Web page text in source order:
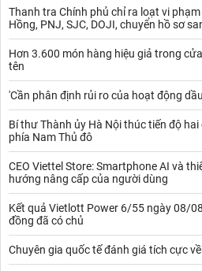
Thanh tra Chính phủ chỉ ra loạt vi
Hồng, PNJ, SJC, DOJI, chuyển hồ sơ
Hơn 3.600 món hàng hiệu giả trong
tên
'Cần phân định rủi ro của hoạt động
Bí thư Thành ủy Hà Nội thúc tiến độ
phía Nam Thủ đô
CEO Viettel Store: Smartphone AI và
hướng nâng cấp của người dùng
Kết quả Vietlott Power 6/55 ngày 08/
đồng đã có chủ
Chuyên gia quốc tế đánh giá tích cực